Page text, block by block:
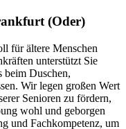
(Oder)
für ältere Menschen
unterstützt Sie
beim Duschen,
Wir legen großen Wert
Senioren zu fördern,
wohl und geborgen
und Fachkompetenz, um